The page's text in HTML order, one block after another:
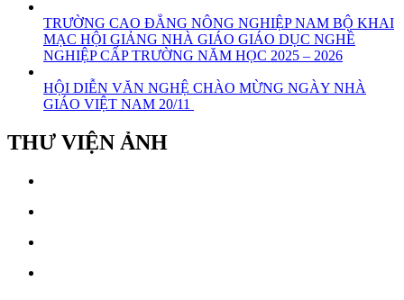
TRƯỜNG CAO ĐẲNG NÔNG NGHIỆP NAM BỘ KHAI
MẠC HỘI GIẢNG NHÀ GIÁO GIÁO DỤC NGHỀ
NGHIỆP CẤP TRƯỜNG NĂM HỌC 2025 – 2026
HỘI DIỄN VĂN NGHỆ CHÀO MỪNG NGÀY NHÀ
GIÁO VIỆT NAM 20/11
THƯ VIỆN ẢNH